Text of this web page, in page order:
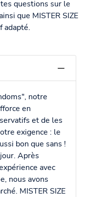
questions sur le
que MISTER SIZE
adapté.
notre
en
et de les
exigence : le
bon que sans !
Après
avec
nous avons
MISTER SIZE